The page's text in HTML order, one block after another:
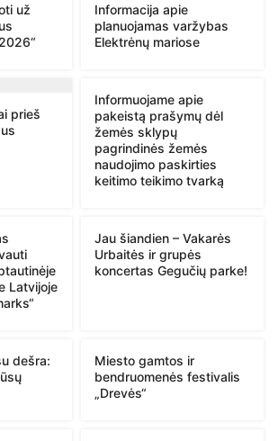
už
Informacija apie
planuojamas varžybas
Elektrėnų mariose
prieš
Informuojame apie
pakeistą prašymų dėl
žemės sklypų
pagrindinės žemės
naudojimo paskirties
keitimo teikimo tvarką
Latvijoje
Jau šiandien – Vakarės
Urbaitės ir grupės
koncertas Gegučių parke!
dešra:
Miesto gamtos ir
bendruomenės festivalis
„Drevės“